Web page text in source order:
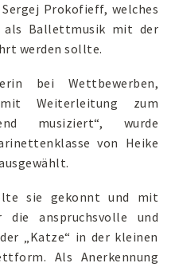
Prokofieff, welches
als Ballettmusik mit der
werden sollte.
bei Wettbewerben,
Weiterleitung zum
musiziert“, wurde
von Heike
sie gekonnt und mit
die anspruchsvolle und
„Katze“ in der kleinen
Als Anerkennung